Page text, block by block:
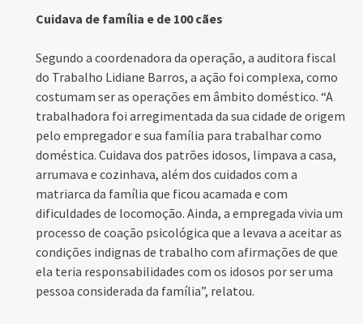
Cuidava de família e de 100 cães
Segundo a coordenadora da operação, a auditora fiscal
do Trabalho Lidiane Barros, a ação foi complexa, como
costumam ser as operações em âmbito doméstico. “A
trabalhadora foi arregimentada da sua cidade de origem
pelo empregador e sua família para trabalhar como
doméstica. Cuidava dos patrões idosos, limpava a casa,
arrumava e cozinhava, além dos cuidados com a
matriarca da família que ficou acamada e com
dificuldades de locomoção. Ainda, a empregada vivia um
processo de coação psicológica que a levava a aceitar as
condições indignas de trabalho com afirmações de que
ela teria responsabilidades com os idosos por ser uma
pessoa considerada da família”, relatou.